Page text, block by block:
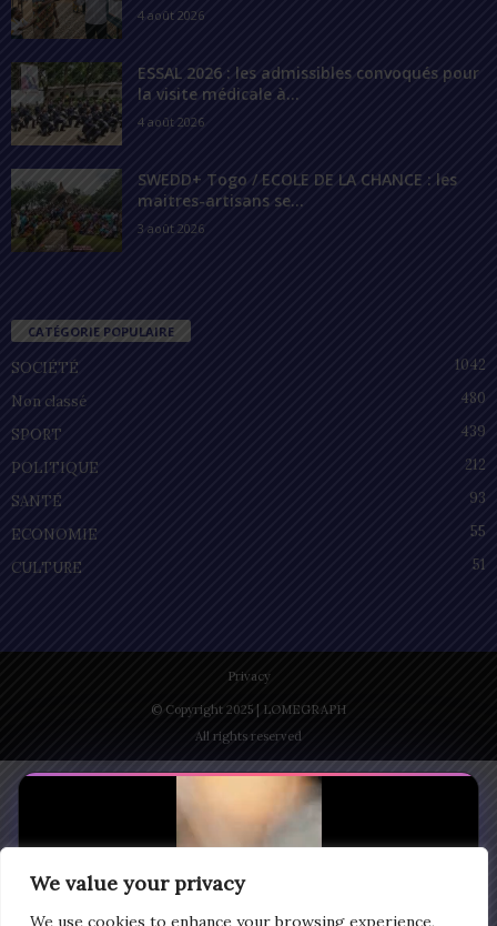
We value your privacy
We use cookies to enhance your browsing experience,
4 août 2026
ESSAL 2026 : les admissibles convoqués pour
la visite médicale à...
4 août 2026
SWEDD+ Togo / ECOLE DE LA CHANCE : les
maitres-artisans se...
3 août 2026
CATÉGORIE POPULAIRE
SOCIÉTÉ
1042
Non classé
480
SPORT
439
POLITIQUE
212
SANTÉ
93
ECONOMIE
55
CULTURE
51
Privacy
© Copyright 2025 | LOMEGRAPH
All rights reserved